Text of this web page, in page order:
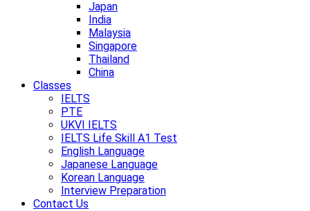
Japan
India
Malaysia
Singapore
Thailand
China
Classes
IELTS
PTE
UKVI IELTS
IELTS Life Skill A1 Test
English Language
Japanese Language
Korean Language
Interview Preparation
Contact Us